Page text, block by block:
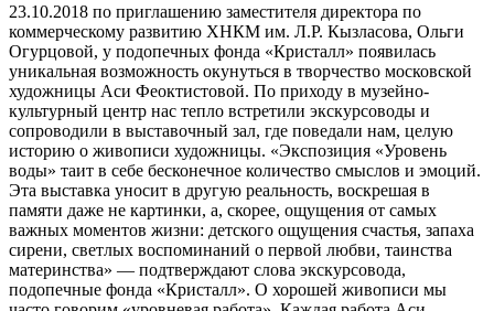
23.10.2018 по приглашению заместителя директора по
коммерческому развитию ХНКМ им. Л.Р. Кызласова, Ольги
Огурцовой, у подопечных фонда «Кристалл» появилась
уникальная возможность окунуться в творчество московской
художницы Аси Феоктистовой. По приходу в музейно-
культурный центр нас тепло встретили экскурсоводы и
сопроводили в выставочный зал, где поведали нам, целую
историю о живописи художницы. «Экспозиция «Уровень
воды» таит в себе бесконечное количество смыслов и эмоций.
Эта выставка уносит в другую реальность, воскрешая в
памяти даже не картинки, а, скорее, ощущения от самых
важных моментов жизни: детского ощущения счастья, запаха
сирени, светлых воспоминаний о первой любви, таинства
материнства» — подтверждают слова экскурсовода,
подопечные фонда «Кристалл». О хорошей живописи мы